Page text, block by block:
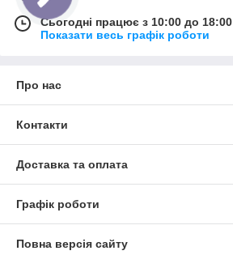
Сьогодні працює з 10:00 до 18:00
Показати весь графік роботи
Про нас
Контакти
Доставка та оплата
Графік роботи
Повна версія сайту